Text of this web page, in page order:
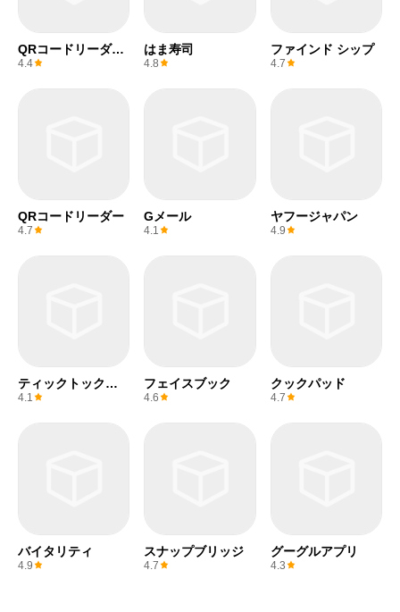
QRコードリーダー
(無料)
4.4
はま寿司
4.8
ファインド シップ
4.7
QRコードリーダー
4.7
Gメール
4.1
ヤフージャパン
4.9
ティックトックラ
イト
4.1
フェイスブック
4.6
クックパッド
4.7
バイタリティ
4.9
スナップブリッジ
4.7
グーグルアプリ
4.3